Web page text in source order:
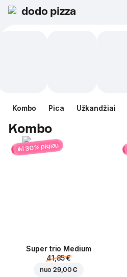
dodo pizza
Kombo Pica Užkandžiai
Kombo
iki 30% pigiau
Super trio Medium
41,85 €
nuo29,00 €